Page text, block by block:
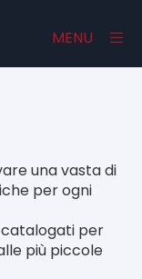
MENU
×
una vasta di
per ogni
catalogati per
più piccole